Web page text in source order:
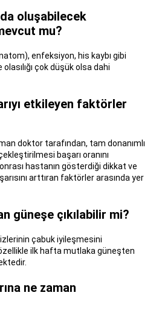
oluşabilecek
mu?
enfeksiyon, his kaybı gibi
çok düşük olsa dahi
etkileyen faktörler
doktor tarafından, tam donanımlı
başarı oranını
hastanın gösterdiği dikkat ve
arttıran faktörler arasında yer
güneşe çıkılabilir mi?
çabuk iyileşmesini
ilk hafta mutlaka güneşten
ne zaman